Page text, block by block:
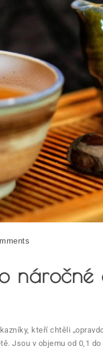
kteří chtěli
Jsou v objemu od 0,1